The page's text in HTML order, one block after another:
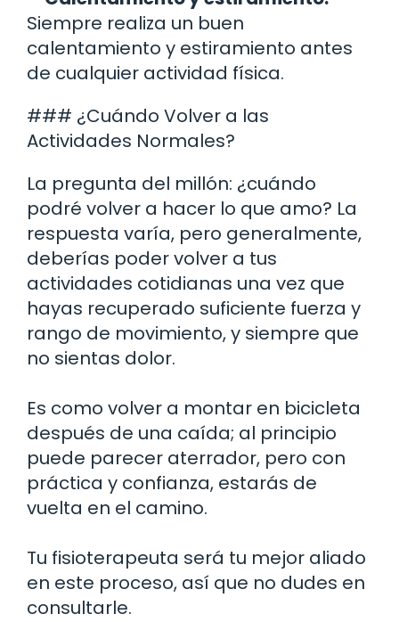
Siempre realiza un buen
calentamiento y estiramiento antes
de cualquier actividad física.
### ¿Cuándo Volver a las
Actividades Normales?
La pregunta del millón: ¿cuándo
podré volver a hacer lo que amo? La
respuesta varía, pero generalmente,
deberías poder volver a tus
actividades cotidianas una vez que
hayas recuperado suficiente fuerza y
rango de movimiento, y siempre que
no sientas dolor.
Es como volver a montar en bicicleta
después de una caída; al principio
puede parecer aterrador, pero con
práctica y confianza, estarás de
vuelta en el camino.
Tu fisioterapeuta será tu mejor aliado
en este proceso, así que no dudes en
consultarle.